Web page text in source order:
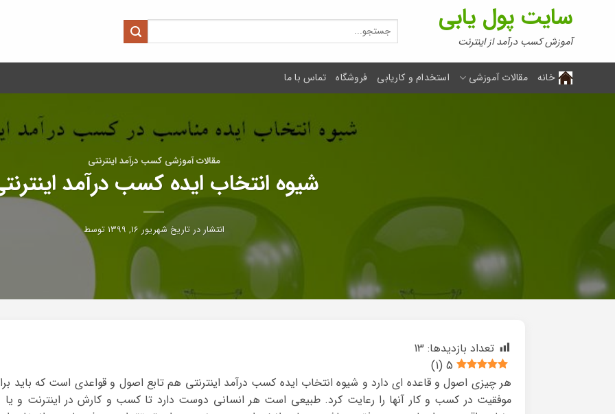
سایت پول یابی
آموزش کسب درآمد از اینترنت
جستجو
برای:
خانه مقالات آموزشی استخدام و کاریابی فروشگاه تماس با ما
مقالات آموزشی کسب درآمد اینترنتی
شیوه انتخاب ایده کسب درآمد
انتشار در تاریخ شهریور ۱۶, ۱۳۹۹ توسط
تعداد بازدیدها: 13
5
(
1
)
هر چیزی اصول و قاعده ای دارد و شیوه انتخاب ایده کسب درآمد اینترنتی هم تابع اصول و قواعدی است که باید
موفقیت در کسب و کار آنها را رعایت کرد. طبیعی است هر انسانی دوست دارد تا کسب و کارش در اینترنت و یا